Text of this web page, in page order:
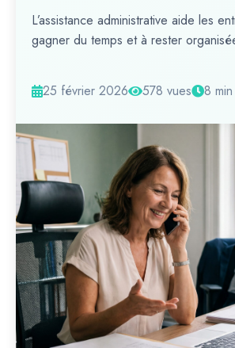
L’assistance administrative aide les
gagner du temps et à rester
25 février 2026 578 vues 8